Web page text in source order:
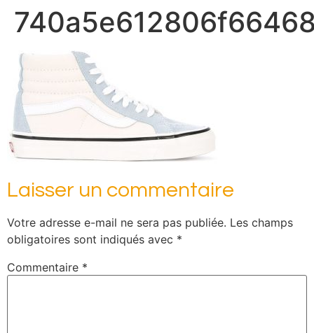
Laisser un commentaire
Votre adresse e-mail ne sera pas publiée. Les champs
obligatoires sont indiqués avec *
Commentaire *